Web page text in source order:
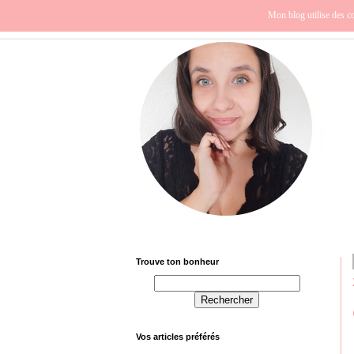
Europe
Trouve ton bonheur
Vos articles préférés
Mon blog utilise des